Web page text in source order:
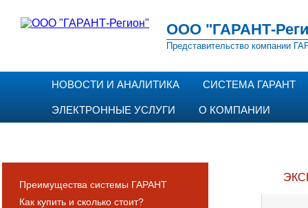
ООО "ГАРАНТ-
Представительство компании
НОВОСТИ И АНАЛИТИКА СИСТЕМА ГАРАНТ
ЭЛЕКТРОННЫЕ УСЛУГИ О КОМПАНИИ
Преимущества системы ГАРАНТ
Как купить и сколько стоит?